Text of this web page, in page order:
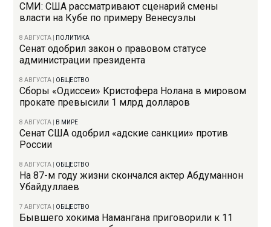
СМИ: США рассматривают сценарий смены
власти на Кубе по примеру Венесуэлы
8 АВГУСТА ПОЛИТИКА
Сенат одобрил закон о правовом статусе
администрации президента
8 АВГУСТА ОБЩЕСТВО
Сборы «Одиссеи» Кристофера Нолана в мировом
прокате превысили 1 млрд долларов
8 АВГУСТА В МИРЕ
Сенат США одобрил «адские санкции» против
России
8 АВГУСТА ОБЩЕСТВО
На 87-м году жизни скончался актер Абдуманнон
Убайдуллаев
7 АВГУСТА ОБЩЕСТВО
Бывшего хокима Намангана приговорили к 11